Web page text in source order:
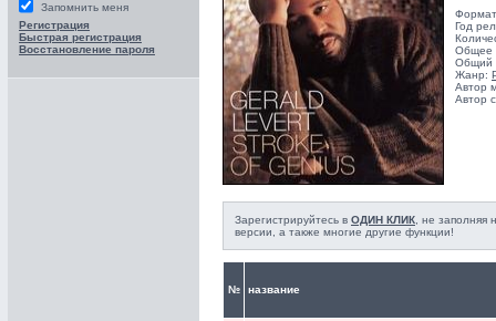
Запомнить меня
Регистрация
Быстрая регистрация
Восстановление пароля
Год
Общее
Общий
Жанр:
Автор
Автор
Зарегистрируйтесь в ОДИН КЛИК , не
версии, а также многие другие функции!
№ название